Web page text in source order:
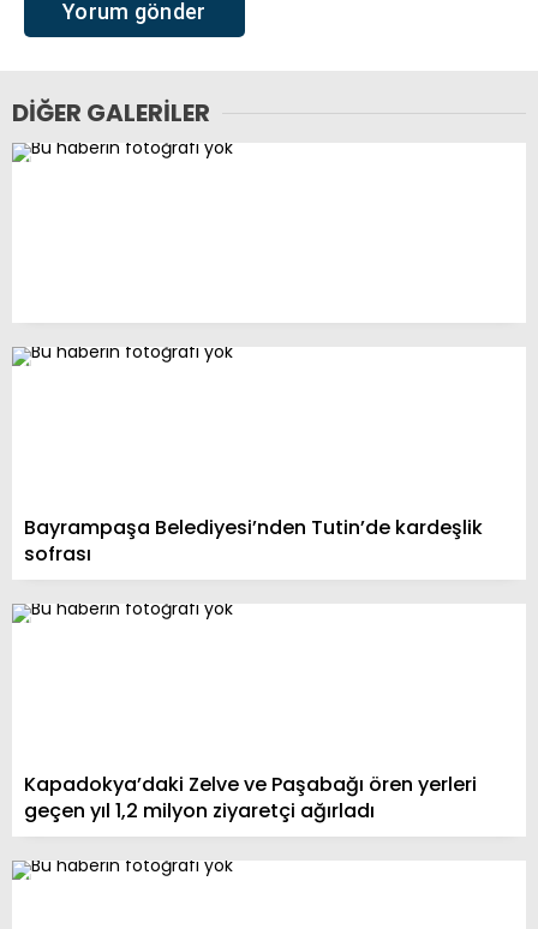
DIĞER GALERILER
Bayrampaşa Belediyesi’nden Tutin’de kardeşlik
sofrası
Kapadokya’daki Zelve ve Paşabağı ören yerleri
geçen yıl 1,2 milyon ziyaretçi ağırladı